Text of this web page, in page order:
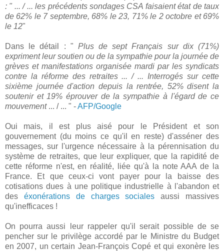
: " ... / ... les précédents sondages CSA faisaient état de taux
de 62% le 7 septembre, 68% le 23, 71% le 2 octobre et 69%
le 12"
Dans le détail : " Plus de sept Français sur dix (71%)
expriment leur soutien ou de la sympathie pour la journée de
grèves et manifestations organisée mardi par les syndicats
contre la réforme des retraites ... / ... Interrogés sur cette
sixième journée d'action depuis la rentrée, 52% disent la
soutenir et 19% éprouver de la sympathie à l'égard de ce
mouvement... / ... " -AFP/Google
Oui mais, il est plus aisé pour le Président et son
gouvernement (du moins ce qu'il en reste) d'asséner des
messages, sur l'urgence nécessaire à la pérennisation du
système de retraites, que leur expliquer, que la rapidité de
cette réforme n'est, en réalité, liée qu'à la note AAA de la
France. Et que ceux-ci vont payer pour la baisse des
cotisations dues à une politique industrielle à l'abandon et
des éxonérations de charges sociales aussi massives
qu'inefficaces !
On pourra aussi leur rappeler qu'il serait possible de se
pencher sur le privilège accordé par le Ministre du Budget
en 2007, un certain Jean-François Copé et qui exonère les